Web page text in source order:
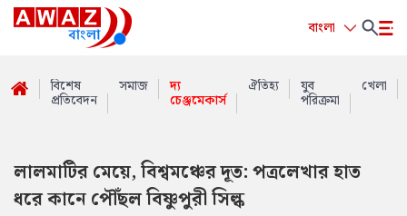
বাংলা
বিশেষ
প্রতিবেদন
সমাজ দ্য
চেঞ্জমেকার্স
ঐতিহ্য যুব
পরিক্রমা
খেলা
লালমাটির মেয়ে, বিশ্বমঞ্চের দূত: পত্রলেখার হাত
ধরে কানে পৌঁছল বিষ্ণুপুরী সিল্ক